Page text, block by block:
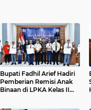
Bupati Fadhil Arief Hadiri
Pemberian Remisi Anak
Binaan di LPKA Kelas II